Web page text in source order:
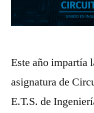
Este año impartía
asignatura de
E.T.S. de